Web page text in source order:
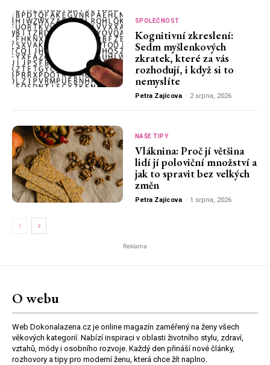
SPOLEČNOST
Kognitivní zkreslení:
Sedm myšlenkových
zkratek, které za vás
rozhodují, i když si to
nemyslíte
Petra Zajícova - 2 srpna, 2026
NAŠE TIPY
Vláknina: Proč jí většina
lidí jí poloviční množství a
jak to spravit bez velkých
změn
Petra Zajícova - 1 srpna, 2026
Reklama
O webu
Web Dokonalazena.cz je online magazín zaměřený na ženy všech
věkových kategorií. Nabízí inspiraci v oblasti životního stylu, zdraví,
vztahů, módy i osobního rozvoje. Každý den přináší nové články,
rozhovory a tipy pro moderní ženu, která chce žít naplno.